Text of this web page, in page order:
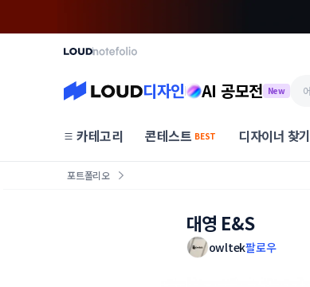
디자인 AI 공모전 New
카테고리 콘테스트 BEST 디자이너 찾기
포트폴리오
대영 E&S
owltek팔로우